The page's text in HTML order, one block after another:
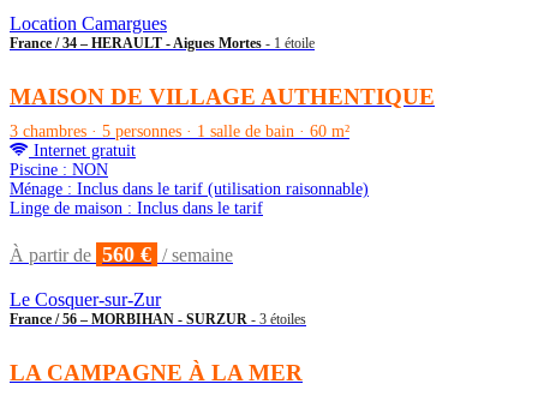
Location Camargues
France / 34 – HERAULT - Aigues Mortes - 1 étoile
MAISON DE VILLAGE AUTHENTIQUE
3 chambres · 5 personnes · 1 salle de bain · 60 m²
Internet gratuit
Piscine : NON
Ménage : Inclus dans le tarif (utilisation raisonnable)
Linge de maison : Inclus dans le tarif
À partir de 560 € / semaine
Le Cosquer-sur-Zur
France / 56 – MORBIHAN - SURZUR - 3 étoiles
LA CAMPAGNE À LA MER